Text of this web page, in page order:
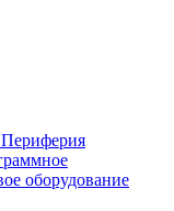
Периферия
оборудование